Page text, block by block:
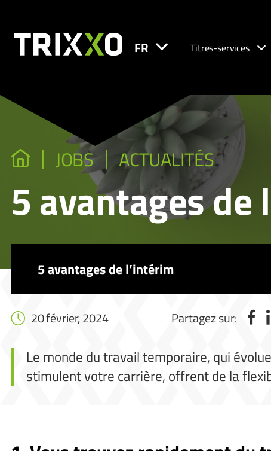
FR Titres-services
JOBS ACTUALITÉS
5 avantages de
5 avantages de l’intérim
20 février, 2024 Partagez sur:
Le monde du travail temporaire, qui
stimulent votre carrière, offrent de la